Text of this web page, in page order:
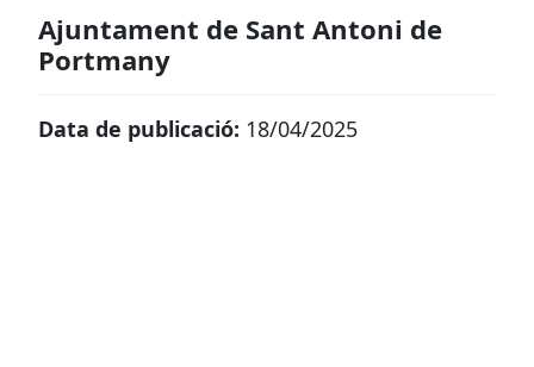
Ajuntament de Sant Antoni de
Portmany
Data de publicació: 18/04/2025